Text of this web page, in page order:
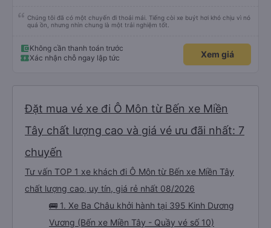
Chúng tôi đã có một chuyến đi thoải mái. Tiếng còi xe buýt hơi khó chịu vì nó
quá ồn, nhưng nhìn chung là một trải nghiệm tốt.
Không cần thanh toán trước
Xác nhận chỗ ngay lập tức
Xem giá
Đặt mua vé xe đi Ô Môn từ Bến xe Miền
Tây chất lượng cao và giá vé ưu đãi nhất: 7
chuyến
Tư vấn TOP 1 xe khách đi Ô Môn từ Bến xe Miền Tây
chất lượng cao, uy tín, giá rẻ nhất 08/2026
🚌 1. Xe Ba Châu khởi hành tại 395 Kinh Dương
Vương (Bến xe Miền Tây - Quầy vé số 10)